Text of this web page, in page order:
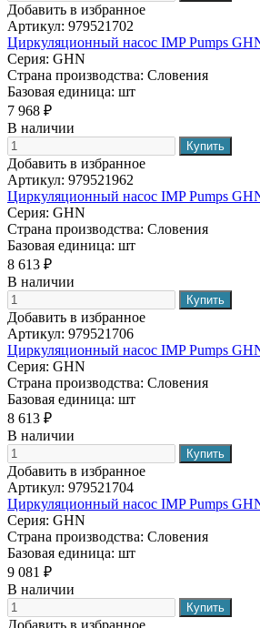
Добавить в избранное
Артикул: 979521702
Циркуляционный насос IMP Pumps
Серия: GHN
Страна производства: Словения
Базовая единица: шт
7 968 ₽
В наличии
Добавить в избранное
Артикул: 979521962
Циркуляционный насос IMP Pumps
Серия: GHN
Страна производства: Словения
Базовая единица: шт
8 613 ₽
В наличии
Добавить в избранное
Артикул: 979521706
Циркуляционный насос IMP Pumps
Серия: GHN
Страна производства: Словения
Базовая единица: шт
8 613 ₽
В наличии
Добавить в избранное
Артикул: 979521704
Циркуляционный насос IMP Pumps
Серия: GHN
Страна производства: Словения
Базовая единица: шт
9 081 ₽
В наличии
Добавить в избранное